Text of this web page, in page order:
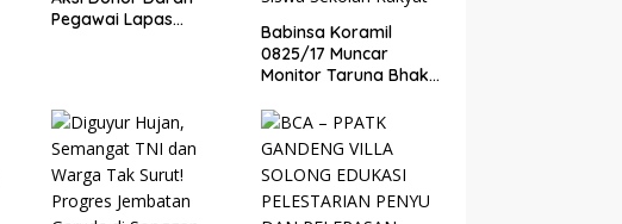
Pegawai Lapas
Babinsa Koramil
0825/17 Muncar
Monitor Taruna Bhakti
dan Jiwa
Nasionalisme Siswa
Sekolah Rakyat